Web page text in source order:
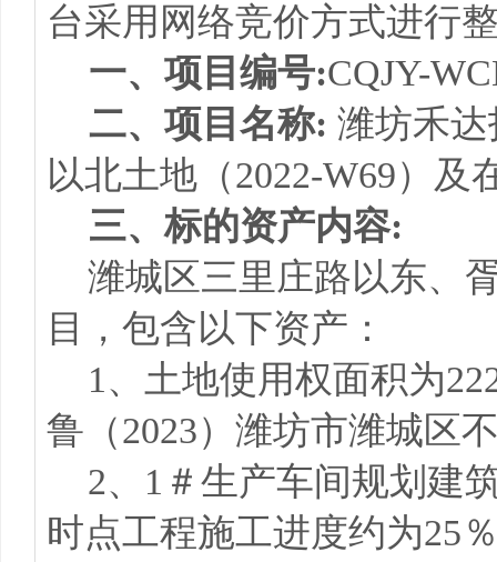
台采用网络竞价方式进行
一、项目编号:CQJY-
二、项目名称: 潍坊禾
以北土地（2022-W69）及
三、标的资产内容:
潍城区三里庄路以东、
目，包含以下资产：
1、土地使用权面积为
鲁（2023）潍坊市潍城区
2、1＃生产车间规划建
时点工程施工进度约为25